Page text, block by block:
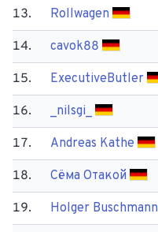
13. Rollwagen
14. cavok88
15. Executive​Butler
16. _nilsgi_
17. Andreas Kathe
18. Сёма Отакой
19. Holger Buschmann